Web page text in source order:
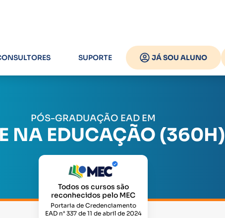
SUPORTE JÁ SOU ALUNO
PÓS-GRADUAÇÃO EAD EM
NA EDUCAÇÃO (360H)
Todos os cursos são
reconhecidos pelo MEC
Portaria de Credenciamento
EAD n° 337 de 11 de abril de 2024